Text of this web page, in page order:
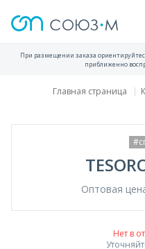
При размещении заказа
приближенно
Главная страница
Оптовая
Нет в